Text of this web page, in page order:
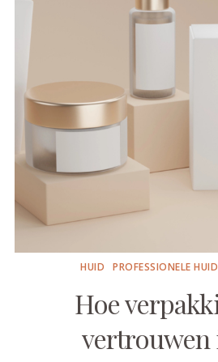
HUID PROFESSIONELE
Hoe
vertrouwen